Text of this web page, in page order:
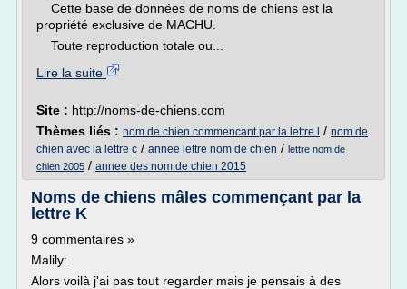
Cette base de données de noms de chiens est la
propriété exclusive de MACHU.
Toute reproduction totale ou...
Lire la suite
Site : http://noms-de-chiens.com
Thèmes liés : nom de chien commencant par la lettre l / nom de
chien avec la lettre c / annee lettre nom de chien / lettre nom de
chien 2005 / annee des nom de chien 2015
Noms de chiens mâles commençant par la
lettre K
9 commentaires »
Malily:
Alors voilà j'ai pas tout regarder mais je pensais à des